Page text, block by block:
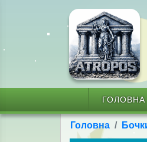
ГОЛОВНА
Головна